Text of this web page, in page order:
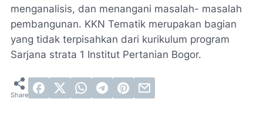
menganalisis, dan menangani masalah- masalah
pembangunan. KKN Tematik merupakan bagian
yang tidak terpisahkan dari kurikulum program
Sarjana strata 1 Institut Pertanian Bogor.